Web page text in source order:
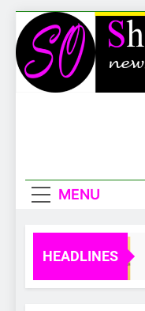
Skip
to
content
MENU
HEADLINES